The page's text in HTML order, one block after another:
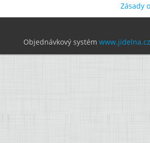
Zásady
Objednávkový systém www.jidelna.cz